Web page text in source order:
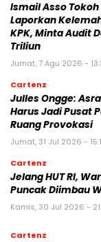
Ismail Asso
Laporkan
KPK, Minta Audit
Triliun
Jumat, 7 Agu 2026 -
Cartenz
Julles Ongge:
Harus Jadi Pusat
Ruang Provokasi
Jumat, 31 Jul 2026 -
Cartenz
Jelang HUT RI,
Puncak Diimbau
Kamis, 30 Jul 2026 -
Cartenz